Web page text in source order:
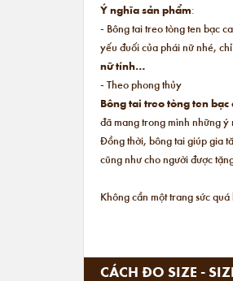
Ý nghĩa sản phẩm:
- Bông tai treo tòng ten bạc
yếu đuối của phái nữ nhé,
nữ tính…
- Theo phong thủy
Bông tai treo tòng ten bạc
đã mang trong mình những ý
Đồng thời, bông tai giúp gia
cũng như cho người được
Không cần một trang sức
CÁCH ĐO SIZE -